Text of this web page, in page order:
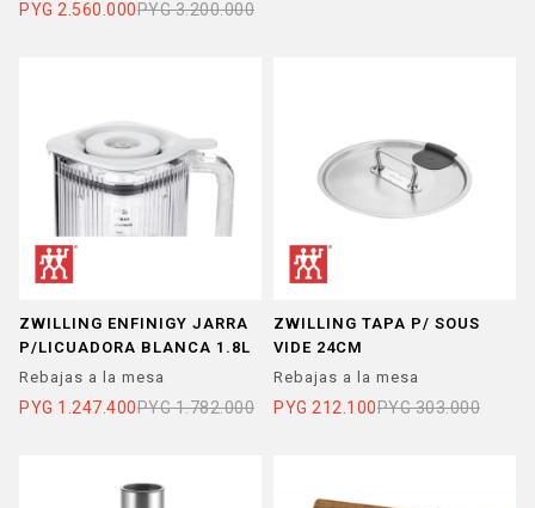
PYG 2.560.000PYG 3.200.000
ZWILLING ENFINIGY JARRA
P/LICUADORA BLANCA 1.8L
Rebajas a la mesa
PYG 1.247.400PYG 1.782.000
ZWILLING TAPA P/ SOUS
VIDE 24CM
Rebajas a la mesa
PYG 212.100PYG 303.000